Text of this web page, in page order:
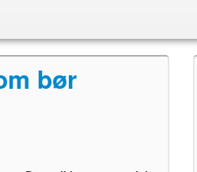
bør